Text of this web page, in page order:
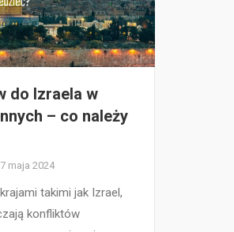
do Izraela w
– co należy
7 maja 2024
takimi jak Izrael,
konfliktów